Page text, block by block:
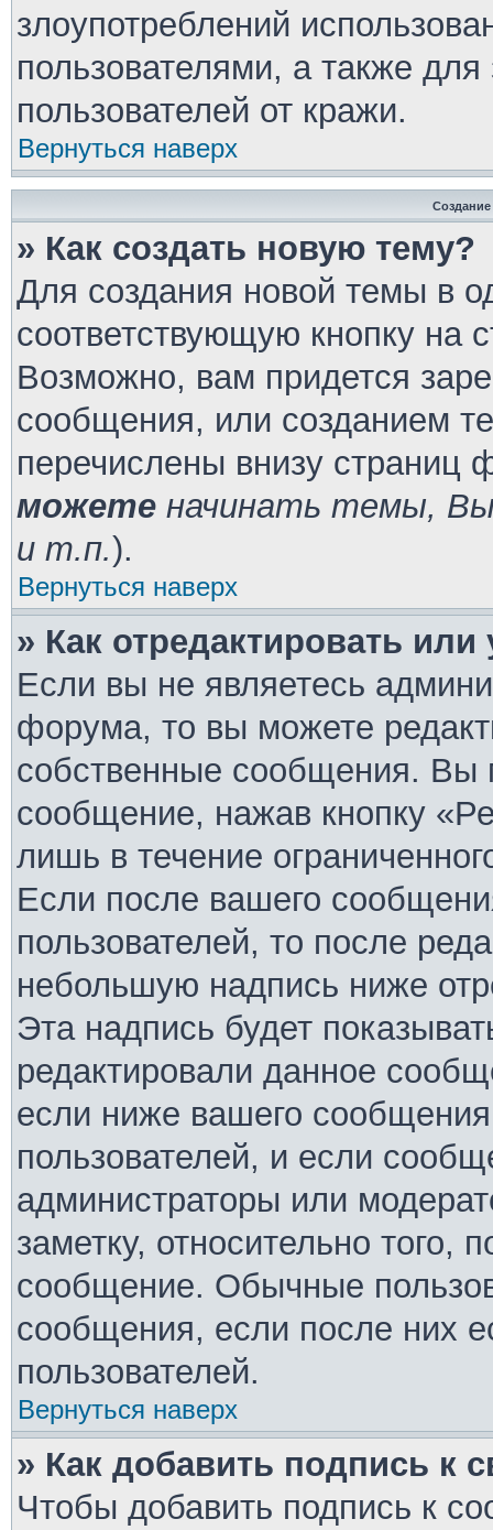
злоупотреблений
пользователями, а также
пользователей от кражи.
Вернуться наверх
» Как создать новую тему?
Для создания новой темы в
соответствующую кнопку на
Возможно, вам придется
сообщения, или созданием
перечислены внизу страниц
можете начинать темы,
и т.п.).
Вернуться наверх
» Как отредактировать
Если вы не являетесь
форума, то вы можете
собственные сообщения. Вы
сообщение, нажав кнопку
лишь в течение
Если после вашего
пользователей, то после
небольшую надпись ниже
Эта надпись будет
редактировали данное
если ниже вашего
пользователей, и если
администраторы или
заметку, относительно того,
сообщение. Обычные
сообщения, если после них
пользователей.
Вернуться наверх
» Как добавить подпись к
Чтобы добавить подпись к